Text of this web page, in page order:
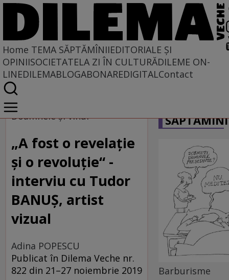
Home TEMA SĂPTĂMÎNIIEDITORIALE ȘI
OPINIISOCIETATELA ZI ÎN CULTURĂDILEME ON-
LINEDILEMABLOGABONAREDIGITALContact
Home
Tema săptămînii
Doamnele și vinul
„A fost o revelație
și o revoluție“ -
interviu cu Tudor
BANUȘ, artist
vizual
Adina POPESCU
Publicat în Dilema Veche nr.
822 din 21–27 noiembrie 2019
Barburisme